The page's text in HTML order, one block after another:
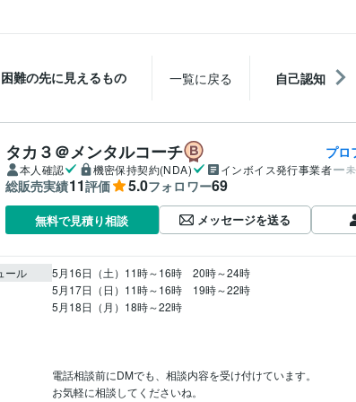
困難の先に見えるもの 一覧に戻る 自己認知
タカ３＠メンタルコーチ プロ
本人確認 機密保持契約(NDA) インボイス発行事業者
総販売実績11評価 5.0フォロワー69
無料で見積り相談 メッセージを送る
ール
5月16日（土）11時～16時　20時～24時
5月17日（日）11時～16時　19時～22時
5月18日（月）18時～22時
電話相談前にDMでも、相談内容を受け付けています。
お気軽に相談してくださいね。